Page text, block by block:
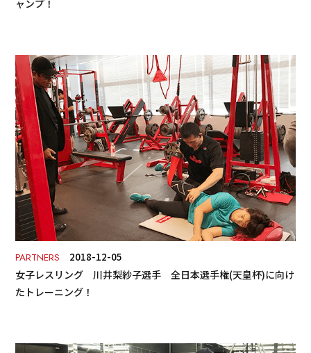
ャンプ！
PARTNERS
2018-12-05
女子レスリング 川井梨紗子選手 全日本選手権(天皇杯)に向け
たトレーニング！